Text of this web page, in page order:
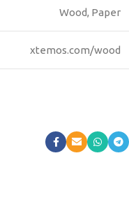
Wood, Paper
xtemos.com/wood